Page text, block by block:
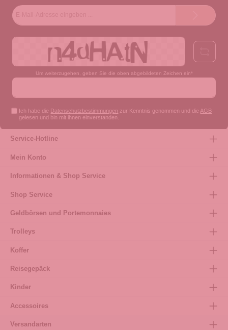
Um weiterzugehen, geben Sie die oben abgebildeten Zeichen ein*
Ich habe die Datenschutzbestimmungen zur Kenntnis genommen und die AGB
gelesen und bin mit ihnen einverstanden.
Service-Hotline
Mein Konto
Informationen & Shop Service
Shop Service
Geldbörsen und Portemonnaies
Trolleys
Koffer
Reisegepäck
Kinder
Accessoires
Versandarten